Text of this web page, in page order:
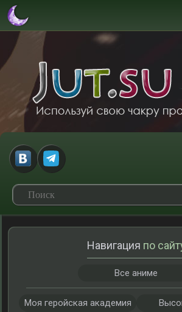
Навигация по
Все аниме
Моя геройская академия